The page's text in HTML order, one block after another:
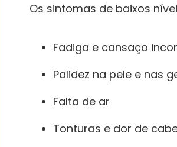
Os sintomas de baixos
Fadiga e cansaço
Palidez na pele e nas
Falta de ar
Tonturas e dor de